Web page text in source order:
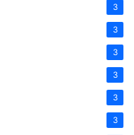
3
3
3
3
3
3